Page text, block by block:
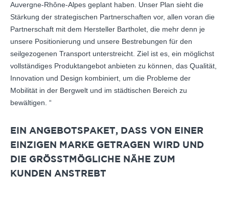
Auvergne-Rhône-Alpes geplant haben. Unser Plan sieht die
Stärkung der strategischen Partnerschaften vor, allen voran die
Partnerschaft mit dem Hersteller Bartholet, die mehr denn je
unsere Positionierung und unsere Bestrebungen für den
seilgezogenen Transport unterstreicht. Ziel ist es, ein möglichst
vollständiges Produktangebot anbieten zu können, das Qualität,
Innovation und Design kombiniert, um die Probleme der
Mobilität in der Bergwelt und im städtischen Bereich zu
bewältigen. “
EIN ANGEBOTSPAKET, DASS VON EINER
EINZIGEN MARKE GETRAGEN WIRD UND
DIE GRÖSSTMÖGLICHE NÄHE ZUM
KUNDEN ANSTREBT